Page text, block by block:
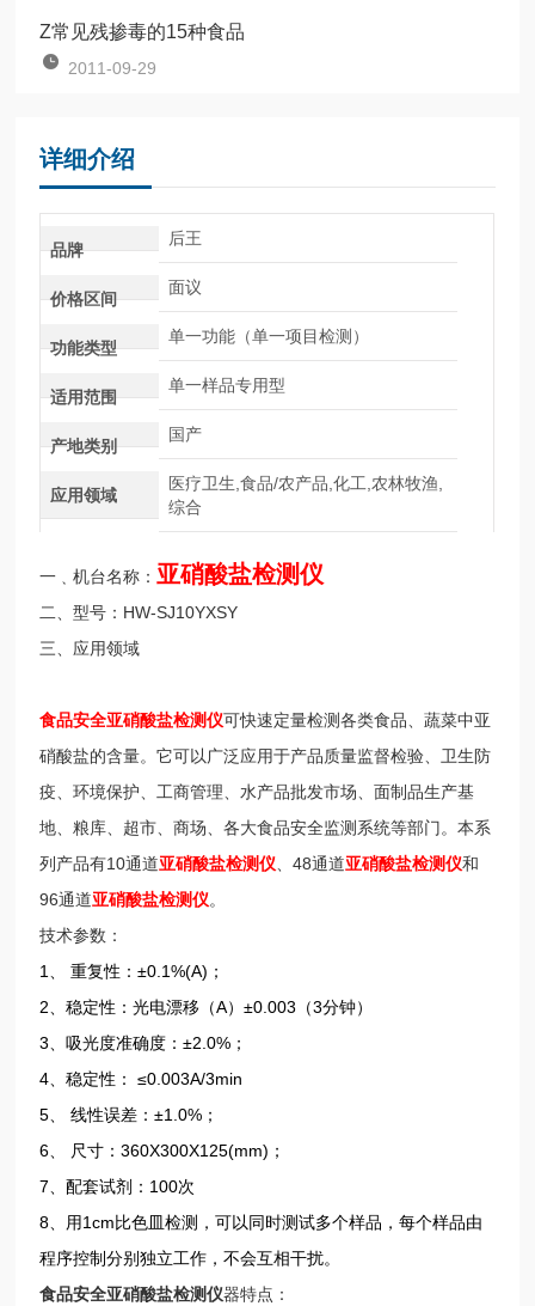
Z常见残掺毒的15种食品
2011-09-29
详细介绍
品牌
后王
价格区间
面议
功能类型
单一功能（单一项目检测）
适用范围
单一样品专用型
产地类别
国产
应用领域
医疗卫生,食品/农产品,化工,农林牧渔,
综合
一﹑机台名称： 亚硝酸盐检测仪
二、型号：HW-SJ10YXSY
三、应用领域
食品安全亚硝酸盐检测仪可快速定量检测各类食品、蔬菜中亚
硝酸盐的含量。它可以广泛应用于产品质量监督检验、卫生防
疫、环境保护、工商管理、水产品批发市场、面制品生产基
地、粮库、超市、商场、各大食品安全监测系统等部门。本系
列产品有10通道亚硝酸盐检测仪 、48通道亚硝酸盐检测仪和
96通道亚硝酸盐检测仪。
技术参数：
1、 重复性：±0.1%(A)；
2、稳定性：光电漂移（A）±0.003（3分钟）
3、吸光度准确度：±2.0%；
4、稳定性： ≤0.003A/3min
5、 线性误差：±1.0%；
6、 尺寸：360X300X125(mm)；
7、配套试剂：100次
8、用1cm比色皿检测，可以同时测试多个样品，每个样品由
程序控制分别独立工作，不会互相干扰。
食品安全亚硝酸盐检测仪器特点：